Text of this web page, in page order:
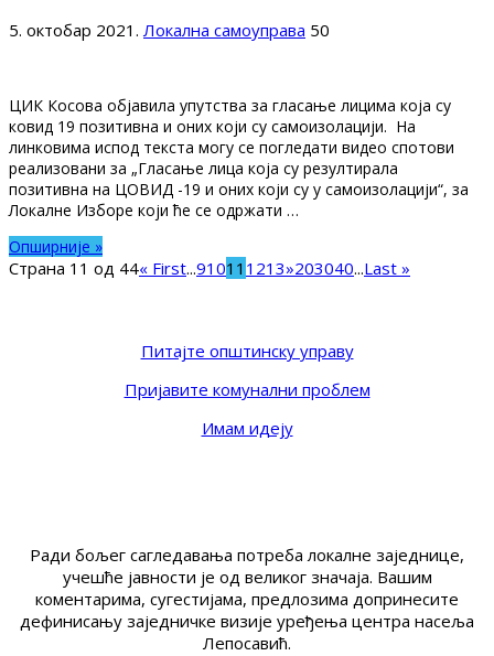
5. октобар 2021. Локална самоуправа 50
ЦИК Косова објавила упутства за гласање лицима која су
ковид 19 позитивна и оних који су самоизолацији. На
линковима испод текста могу се погледати видео спотови
реализовани за „Гласање лица која су резултирала
позитивна на ЦОВИД -19 и оних који су у самоизолацији“, за
Локалне Изборе који ће се одржати …
Опширније »
Страна 11 од 44« First...91011 1213»203040...Last »
Питајте општинску управу
Пријавите комунални проблем
Имам идеју
Ради бољег сагледавања потреба локалне заједнице,
учешће јавности је од великог значаја. Вашим
коментарима, сугестијама, предлозима допринесите
дефинисању заједничке визије уређења центра насеља
Лепосавић.